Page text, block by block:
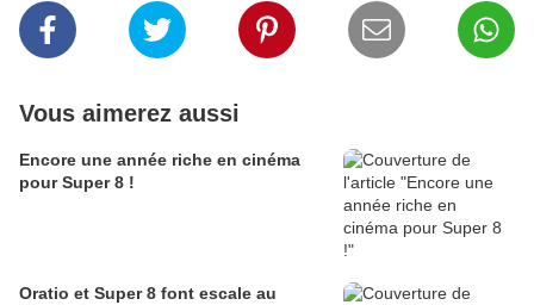
Vous aimerez aussi
Encore une année riche en cinéma
pour Super 8 !
Oratio et Super 8 font escale au